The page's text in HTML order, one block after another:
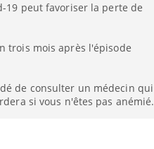
19 peut favoriser la perte de
trois mois après l'épisode
de consulter un médecin qui
si vous n'êtes pas anémié.